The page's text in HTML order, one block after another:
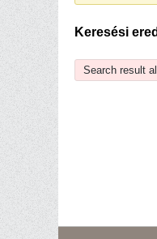
Keresési
Search result